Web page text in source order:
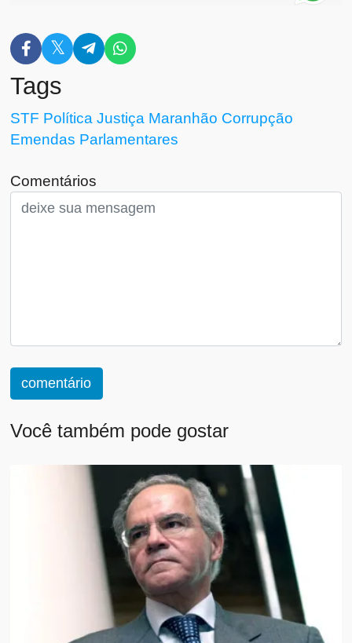
Tags
STF Política Justiça Maranhão Corrupção
Emendas Parlamentares
Comentários
comentário
Você também pode gostar